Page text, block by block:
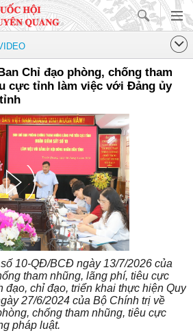
Chỉ đạo phòng, chống tham
cực tỉnh làm việc với Đảng ủy
10-QĐ/BCĐ ngày 13/7/2026 của
tham nhũng, lãng phí, tiêu cực
đạo, chỉ đạo, triển khai thực hiện Quy
27/6/2024 của Bộ Chính trị về
chống tham nhũng, tiêu cực
pháp luật.